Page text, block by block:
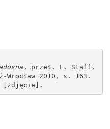
, przeł. L. Staff,
Wrocław 2010, s. 163.
[zdjęcie].